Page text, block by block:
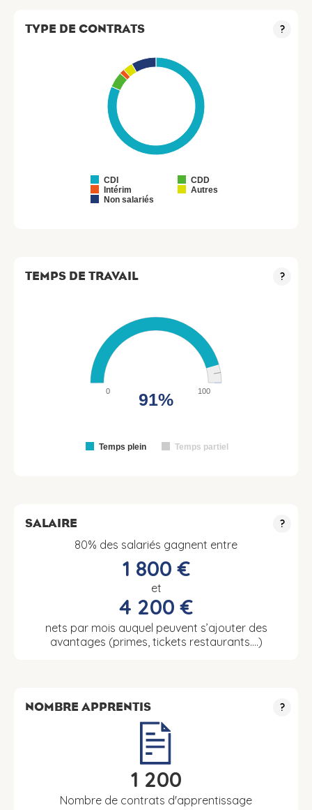
TYPE DE CONTRATS ?
CDI
CDD
Intérim
Autres
Non salariés
TEMPS DE TRAVAIL ?
Temps plein Temps partiel
0 100
91%
SALAIRE ?
80% des salariés gagnent entre
1 800 €
et
4 200 €
nets par mois auquel peuvent s’ajouter des
avantages (primes, tickets restaurants….)
NOMBRE APPRENTIS ?
1 200
Nombre de contrats d'apprentissage